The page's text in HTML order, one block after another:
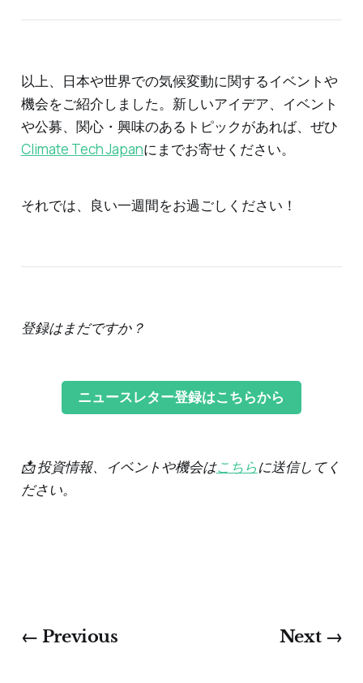
以上、日本や世界での気候変動に関するイベントや
機会をご紹介しました。新しいアイデア、イベント
や公募、関心・興味のあるトピックがあれば、ぜひ
Climate Tech Japanにまでお寄せください。
それでは、良い一週間をお過ごしください！
登録はまだですか？
ニュースレター登録はこちらから
📩 投資情報、イベントや機会はこちらに送信してく
ださい。
← Previous Next →